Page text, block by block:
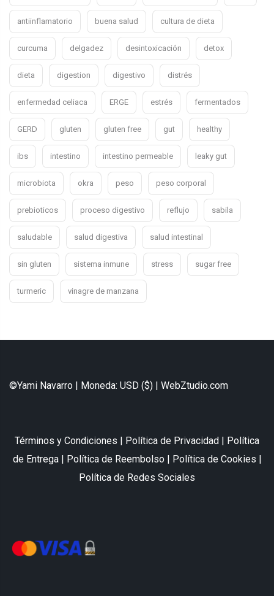
antiinflamatorio buena salud cultura de dieta
curcuma delgadez desintoxicación detox
dieta digestion digestivo distrés
enfermedad celiaca ERGE estrés fermentados
GERD gluten gluten free gut healthy
ibs intestino intestino permeable leaky gut
microbiota okra peso peso corporal
prebioticos proceso digestivo reflujo sabila
saludable salud digestiva salud intestinal
sin gluten sistema inmune stress sugar free
turmeric vinagre de manzana
©Yami Navarro | Moneda: USD ($) | WebZtudio.com
Términos y Condiciones Política de Privacidad
Política
de Entrega| Política de Reembolso| Política de Cookies
Política de Redes Sociales